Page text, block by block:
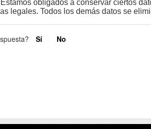
Estamos obligados a conservar ciertos
legales. Todos los demás datos se
Sí No